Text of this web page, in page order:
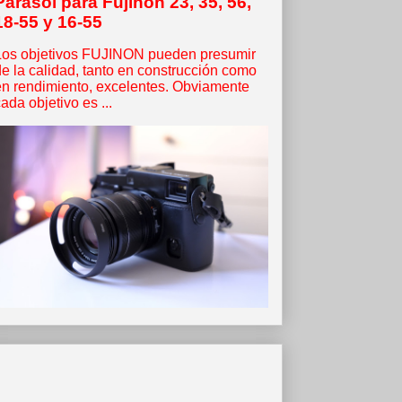
55 y 16-55
objetivos FUJINON pueden presumir
la calidad, tanto en construcción como
rendimiento, excelentes. Obviamente
objetivo es ...